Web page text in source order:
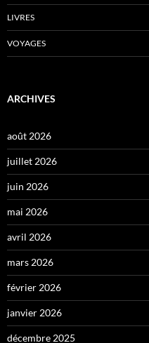
LIVRES
VOYAGES
ARCHIVES
août 2026
juillet 2026
juin 2026
mai 2026
avril 2026
mars 2026
février 2026
janvier 2026
décembre 2025